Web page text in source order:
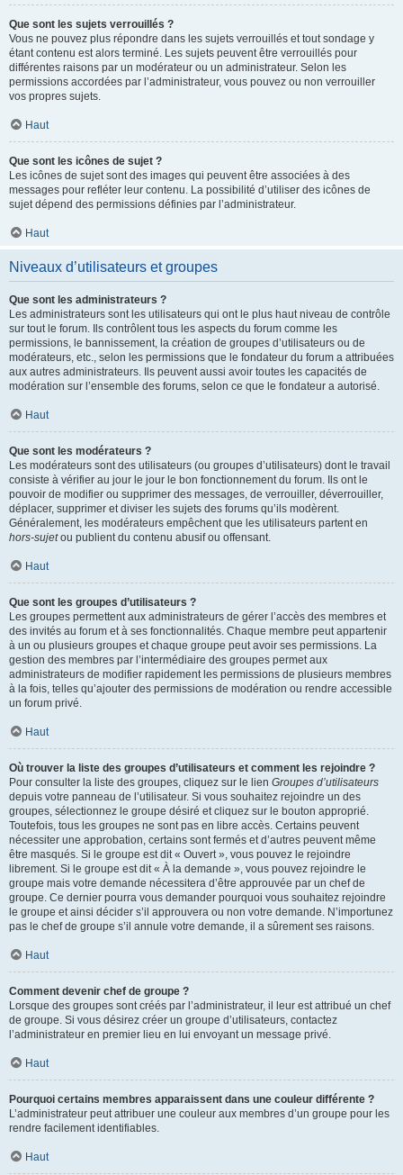
Que sont les sujets verrouillés ?
Vous ne pouvez plus répondre dans les sujets verrouillés et tout sondage y
étant contenu est alors terminé. Les sujets peuvent être verrouillés pour
différentes raisons par un modérateur ou un administrateur. Selon les
permissions accordées par l’administrateur, vous pouvez ou non verrouiller
vos propres sujets.
Haut
Que sont les icônes de sujet ?
Les icônes de sujet sont des images qui peuvent être associées à des
messages pour refléter leur contenu. La possibilité d’utiliser des icônes de
sujet dépend des permissions définies par l’administrateur.
Haut
Niveaux d’utilisateurs et groupes
Que sont les administrateurs ?
Les administrateurs sont les utilisateurs qui ont le plus haut niveau de contrôle
sur tout le forum. Ils contrôlent tous les aspects du forum comme les
permissions, le bannissement, la création de groupes d’utilisateurs ou de
modérateurs, etc., selon les permissions que le fondateur du forum a attribuées
aux autres administrateurs. Ils peuvent aussi avoir toutes les capacités de
modération sur l’ensemble des forums, selon ce que le fondateur a autorisé.
Haut
Que sont les modérateurs ?
Les modérateurs sont des utilisateurs (ou groupes d’utilisateurs) dont le travail
consiste à vérifier au jour le jour le bon fonctionnement du forum. Ils ont le
pouvoir de modifier ou supprimer des messages, de verrouiller, déverrouiller,
déplacer, supprimer et diviser les sujets des forums qu’ils modèrent.
Généralement, les modérateurs empêchent que les utilisateurs partent en
hors-sujetou publient du contenu abusif ou offensant.
Haut
Que sont les groupes d’utilisateurs ?
Les groupes permettent aux administrateurs de gérer l’accès des membres et
des invités au forum et à ses fonctionnalités. Chaque membre peut appartenir
à un ou plusieurs groupes et chaque groupe peut avoir ses permissions. La
gestion des membres par l’intermédiaire des groupes permet aux
administrateurs de modifier rapidement les permissions de plusieurs membres
à la fois, telles qu’ajouter des permissions de modération ou rendre accessible
un forum privé.
Haut
Où trouver la liste des groupes d’utilisateurs et comment les rejoindre ?
Pour consulter la liste des groupes, cliquez sur le lien Groupes d’utilisateurs
depuis votre panneau de l’utilisateur. Si vous souhaitez rejoindre un des
groupes, sélectionnez le groupe désiré et cliquez sur le bouton approprié.
Toutefois, tous les groupes ne sont pas en libre accès. Certains peuvent
nécessiter une approbation, certains sont fermés et d’autres peuvent même
être masqués. Si le groupe est dit « Ouvert », vous pouvez le rejoindre
librement. Si le groupe est dit « À la demande », vous pouvez rejoindre le
groupe mais votre demande nécessitera d’être approuvée par un chef de
groupe. Ce dernier pourra vous demander pourquoi vous souhaitez rejoindre
le groupe et ainsi décider s’il approuvera ou non votre demande. N’importunez
pas le chef de groupe s’il annule votre demande, il a sûrement ses raisons.
Haut
Comment devenir chef de groupe ?
Lorsque des groupes sont créés par l’administrateur, il leur est attribué un chef
de groupe. Si vous désirez créer un groupe d’utilisateurs, contactez
l’administrateur en premier lieu en lui envoyant un message privé.
Haut
Pourquoi certains membres apparaissent dans une couleur différente ?
L’administrateur peut attribuer une couleur aux membres d’un groupe pour les
rendre facilement identifiables.
Haut